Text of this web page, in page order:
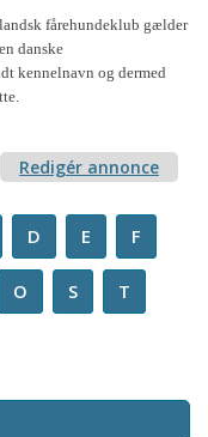
fårehundeklub gælder
danske
kennelnavn og dermed
Redigér annonce
D E F
O S T